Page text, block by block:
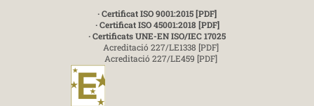
· Certificat ISO 9001:2015 [PDF]
· Certificat ISO 45001:2018 [PDF]
· Certificats UNE-EN ISO/IEC 17025
Acreditació 227/LE1338 [PDF]
Acreditació 227/LE459 [PDF]